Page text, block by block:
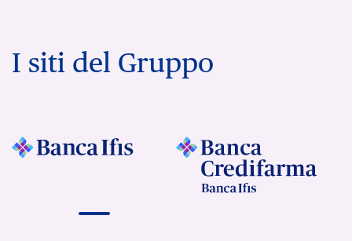
I siti del Gruppo